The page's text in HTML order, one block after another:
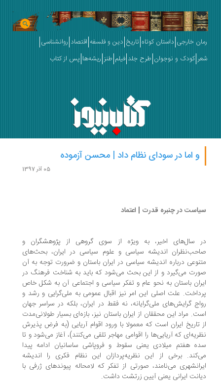
خارجی داستان کوتاه تاریخ دین و فلسفه اقتصاد روانشناسی
کودک و نوجوان طرح جلد فیلم طنز ریشه‌ها پس از کتاب
و اما در سودای نظام داد | محسن آزموده
در چنبره قدرت | اعتماد
در سال‌‎های اخیر، به ویژه از سوی گروهی از پژوهشگران و
اندیشه سیاسی و علوم سیاسی در ایران، بحث‌های
درباره اندیشه سیاسی در ایران باستان و ضرورت توجه به آن
می‌گیرد و از این بحث می‌‌شود که باید به شناخت فرهنگ در
باستان به نحو عام و تفکر سیاسی و اجتماعی آن به شکل خاص
علت اصلی این امر نیز اقبال عمومی به ملی‌گرایی و رشد و
گرایش‌های ملی‌گرایانه، نه فقط در ایران، بلکه در سراسر جهان
مراد این محققان از ایران باستان نیز، بازه‌ای بسیار طولانی‌مدت
تاریخ ایران است که معمولا با ورود اقوام آریایی (به فرض پذیرش
که آریایی‌ها را اقوامی مهاجر تلقی می‌کنند)، آغاز می‌شود و تا
هفتم میلادی یعنی سقوط و فروپاشی ساسانیان ادامه ‌پیدا
برخی از این نظریه‌پردازان این نظام فکری را اندیشه
می‌نامند، صورتی از تفکر که لامحاله پیوندهای ژرفی با
ایرانی یعنی آیین زرتشت داشت.